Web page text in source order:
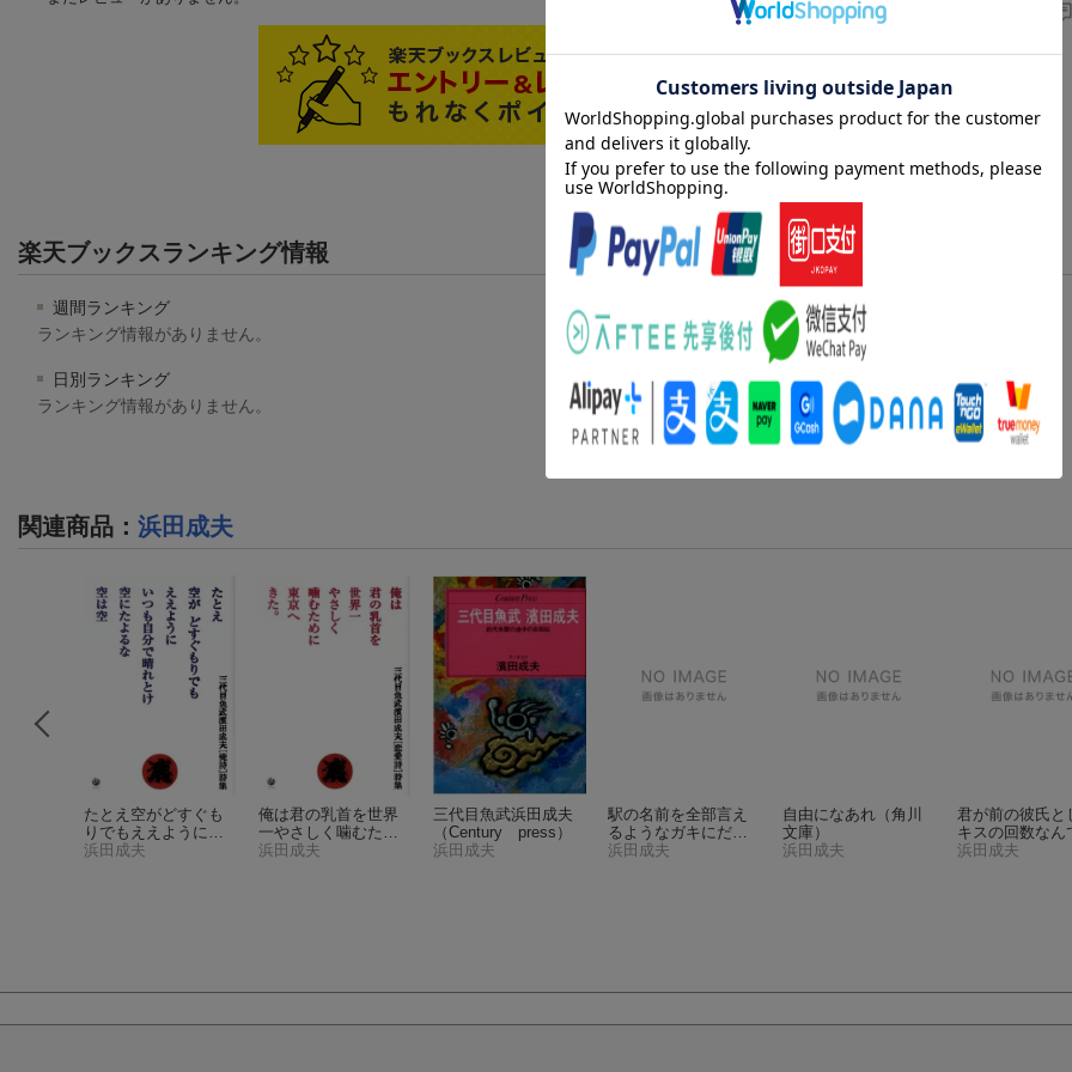
楽天ブックスランキング情報
週間ランキング
ランキング情報がありません。
日別ランキング
ランキング情報がありません。
関連商品 ： 浜田成夫
たとえ空がどすぐも
りでもええようにい
つも自分で晴れとけ
浜田成夫
俺は君の乳首を世界
一やさしく噛むため
に東京へきた。
浜田成夫
三代目魚武浜田成夫
（Century press）
浜田成夫
駅の名前を全部言え
るようなガキにだけ
は死んでもなりたく
浜田成夫
自由になあれ （角川
文庫）
浜田成夫
君が前の彼氏と
キスの回数なん
が3日でぬいて
浜田成夫